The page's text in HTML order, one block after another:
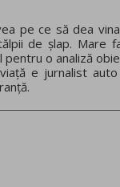
pe ce să dea
de șlap. Mare
o analiză
e jurnalist